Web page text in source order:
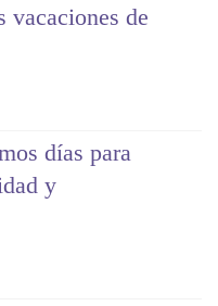
vacaciones de
días para
y